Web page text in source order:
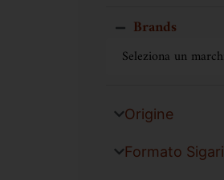
Brands
Origine
Formato Sigari